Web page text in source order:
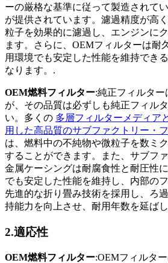
ーの厳格な基準に従って製造されて
が提供されています。濾過精度が高
粒子を効果的に濾過し、エンジンに
ます。さらに、OEMフィルターは耐
用環境でも安定した性能を維持でき
なります。.
OEM燃料フィルター:純正フィルタ
が、その品質は必ずしも純正フィル
い。多くの 多層フィルターメディア
用した高品質のサブファクトリー・
は、燃料中の不純物や微粒子を数ミ
することができます。また、サブフ
金属ケーシングは耐腐食性と耐圧性
でも安定した性能を維持し、内部の
先進的な折り畳み技術を採用し、ろ
持能力を向上させ、耐用年数を延ば
2.適応性
OEM燃料フィルター:OEMフィルタ